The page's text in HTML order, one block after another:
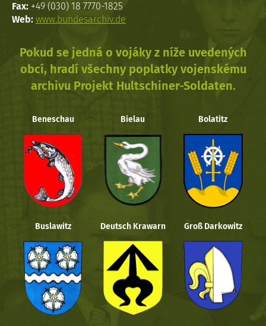
Fax: +49 (030) 18 7770-1825
Web: www.bundesarchiv.de
Pokud se jedná o vojáky z níže uvedených
obcí, hradí všechny poplatky vojenskému
archivu Projekt Hultschiner-Soldaten.
Beneschau Bielau Bolatitz
Buslawitz Deutsch Krawarn Groß Darkowitz